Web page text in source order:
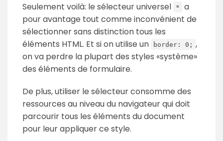
Seulement voilà: le sélecteur universel
*
a
pour avantage tout comme inconvénient de
sélectionner sans distinction tous les
éléments HTML. Et si on utilise un
border: 0; ,
on va perdre la plupart des styles «système»
des éléments de formulaire.
De plus, utiliser le sélecteur consomme des
ressources au niveau du navigateur qui doit
parcourir tous les éléments du document
pour leur appliquer ce style.